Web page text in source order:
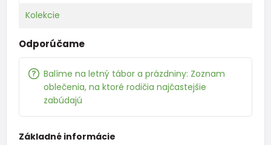
Kolekcie
Odporúčame
Balíme na letný tábor a prázdniny: Zoznam
oblečenia, na ktoré rodičia najčastejšie
zabúdajú
Základné informácie